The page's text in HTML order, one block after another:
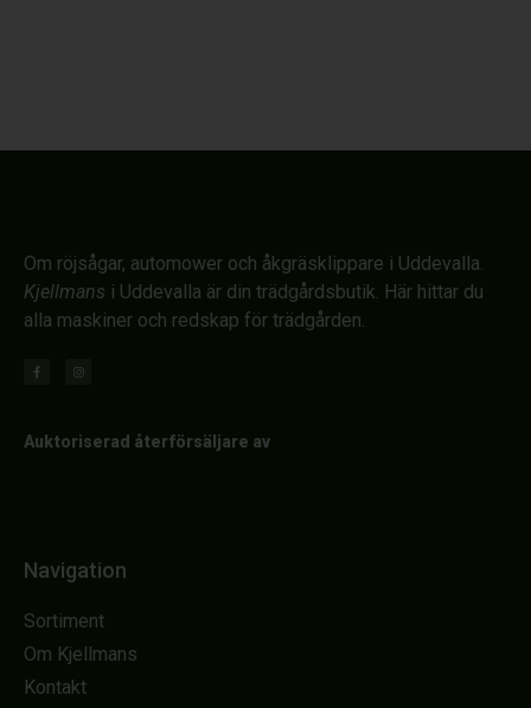
Om röjsågar, automower och åkgräsklippare i Uddevalla.
Kjellmans i Uddevalla är din trädgårdsbutik. Här hittar du
alla maskiner och redskap för trädgården.
Auktoriserad återförsäljare av
Navigation
Sortiment
Om Kjellmans
Kontakt